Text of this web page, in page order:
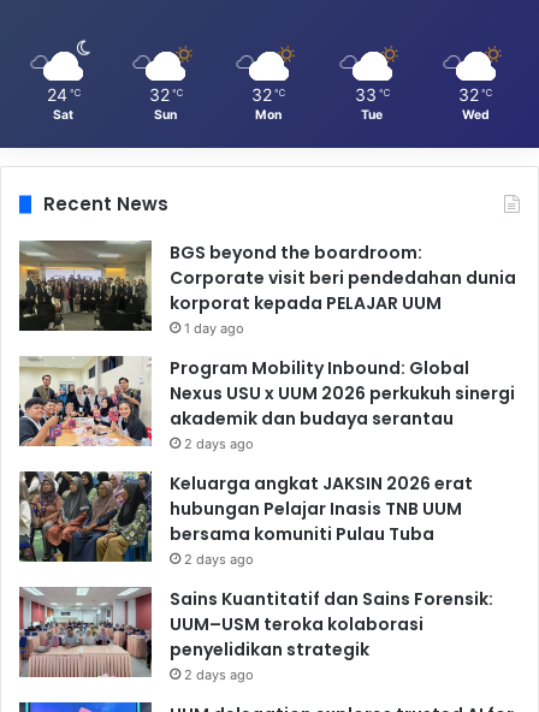
24 ℃
Sat
32 ℃
Sun
32 ℃
Mon
33 ℃
Tue
32 ℃
Wed
Recent News
BGS beyond the boardroom:
Corporate visit beri pendedahan dunia
korporat kepada PELAJAR UUM
1 day ago
Program Mobility Inbound: Global
Nexus USU x UUM 2026 perkukuh sinergi
akademik dan budaya serantau
2 days ago
Keluarga angkat JAKSIN 2026 erat
hubungan Pelajar Inasis TNB UUM
bersama komuniti Pulau Tuba
2 days ago
Sains Kuantitatif dan Sains Forensik:
UUM–USM teroka kolaborasi
penyelidikan strategik
2 days ago